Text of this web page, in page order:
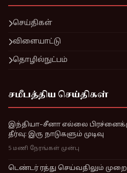
செய்திகள்
விளையாட்டு
தொழில்நுட்பம்
சமீபத்திய செய்திகள்
இந்தியா–சீனா எல்லை
தீர்வு: இரு நாடுகளும் முடிவு
5 மணி நேரங்கள் முன்பு
டெண்டர் ரத்து செய்வதிலும்